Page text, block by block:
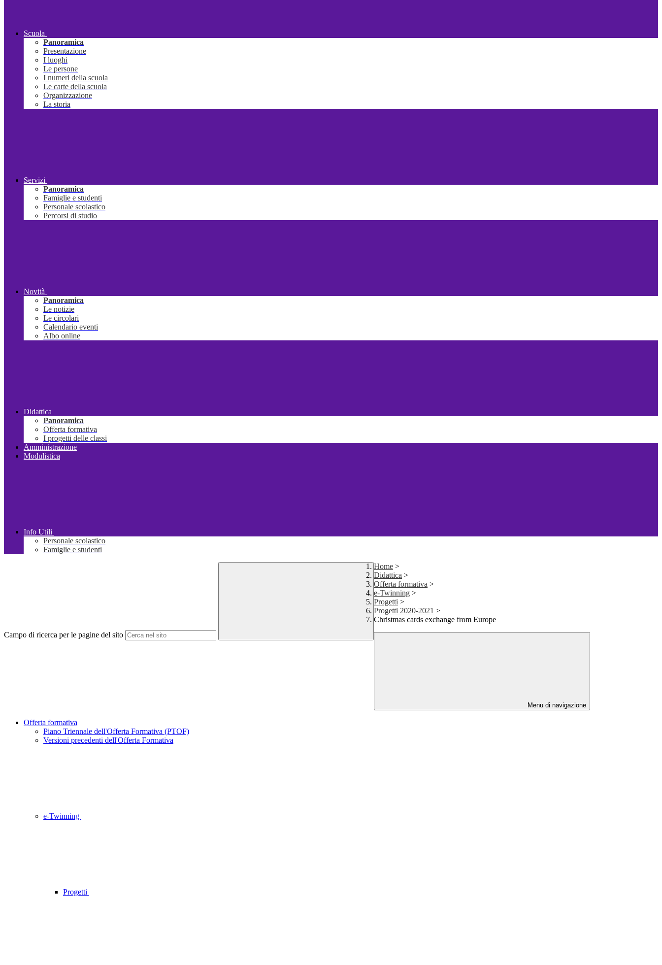
Scuola
Panoramica
Presentazione
I luoghi
Le persone
I numeri della scuola
Le carte della scuola
Organizzazione
La storia
Servizi
Panoramica
Famiglie e studenti
Personale scolastico
Percorsi di studio
Novità
Panoramica
Le notizie
Le circolari
Calendario eventi
Albo online
Didattica
Panoramica
Offerta formativa
I progetti delle classi
Amministrazione
Modulistica
Info Utili
Personale scolastico
Famiglie e studenti
Campo di ricerca per le pagine del sito
Home >
Didattica >
Offerta formativa >
e-Twinning >
Progetti >
Progetti 2020-2021 >
Christmas cards exchange from Europe
Menu di navigazione
Offerta formativa
Piano Triennale dell'Offerta Formativa (PTOF)
Versioni precedenti dell'Offerta Formativa
e-Twinning
Progetti